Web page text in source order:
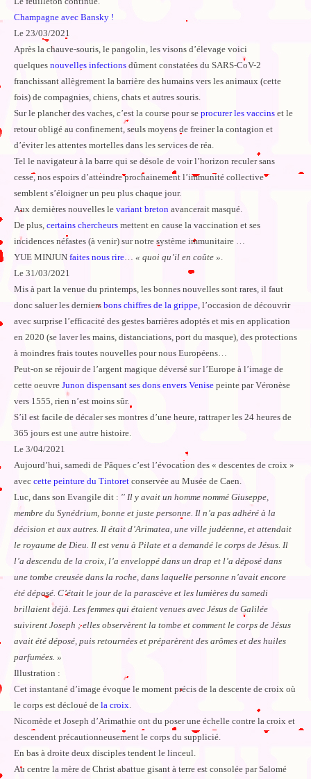
Champagne avec Bansky !
Le 23/03/2021
Après la chauve-souris, le pangolin, les visons d’élevage voici
quelques nouvelles infections dûment constatées du SARS-CoV-2
franchissant allègrement la barrière des humains vers les animaux (cette
fois) de compagnies, chiens, chats et autres souris.
Sur le plancher des vaches, c’est la course pour se procurer les vaccins et le
retour obligé au confinement, seuls moyens de freiner la contagion et
d’éviter les attentes mortelles dans les services de réa.
Tel le navigateur à la barre qui se désole de voir l’horizon reculer sans
cesse, nos espoirs d’atteindre prochainement l’immunité collective
semblent s’éloigner un peu plus chaque jour.
Aux dernières nouvelles le variant breton avancerait masqué.
De plus, certains chercheurs mettent en cause la vaccination et ses
incidences néfastes (à venir) sur notre système immunitaire …
YUE MINJUN faites nous rire… « quoi qu’il en coûte ».
Le 31/03/2021
Mis à part la venue du printemps, les bonnes nouvelles sont rares, il faut
donc saluer les derniers bons chiffres de la grippe, l’occasion de découvrir
avec surprise l’efficacité des gestes barrières adoptés et mis en application
en 2020 (se laver les mains, distanciations, port du masque), des protections
à moindres frais toutes nouvelles pour nous Européens…
Peut-on se réjouir de l’argent magique déversé sur l’Europe à l’image de
cette oeuvre Junon dispensant ses dons envers Venise peinte par Véronèse
vers 1555, rien n’est moins sûr.
S’il est facile de décaler ses montres d’une heure, rattraper les 24 heures de
365 jours est une autre histoire.
Le 3/04/2021
Aujourd’hui, samedi de Pâques c’est l’évocation des « descentes de croix »
avec cette peinture du Tintoret conservée au Musée de Caen.
Luc, dans son Evangile dit : ′′ Il y avait un homme nommé Giuseppe,
membre du Synédrium, bonne et juste personne. Il n’a pas adhéré à la
décision et aux autres. Il était d’Arimatea, une ville judéenne, et attendait
le royaume de Dieu. Il est venu à Pilate et a demandé le corps de Jésus. Il
l’a descendu de la croix, l’a enveloppé dans un drap et l’a déposé dans
une tombe creusée dans la roche, dans laquelle personne n’avait encore
été déposé. C’était le jour de la parascève et les lumières du samedi
brillaient déjà. Les femmes qui étaient venues avec Jésus de Galilée
suivirent Joseph ; elles observèrent la tombe et comment le corps de Jésus
avait été déposé, puis retournées et préparèrent des arômes et des huiles
parfumées. »
Illustration :
Cet instantané d’image évoque le moment précis de la descente de croix où
le corps est décloué de la croix.
Nicomède et Joseph d’Arimathie ont du poser une échelle contre la croix et
descendent précautionneusement le corps du supplicié.
En bas à droite deux disciples tendent le linceul.
Au centre la mère de Christ abattue gisant à terre est consolée par Salomé